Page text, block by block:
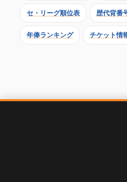
セ・リーグ順位表 歴代背番
年俸ランキング チケット情